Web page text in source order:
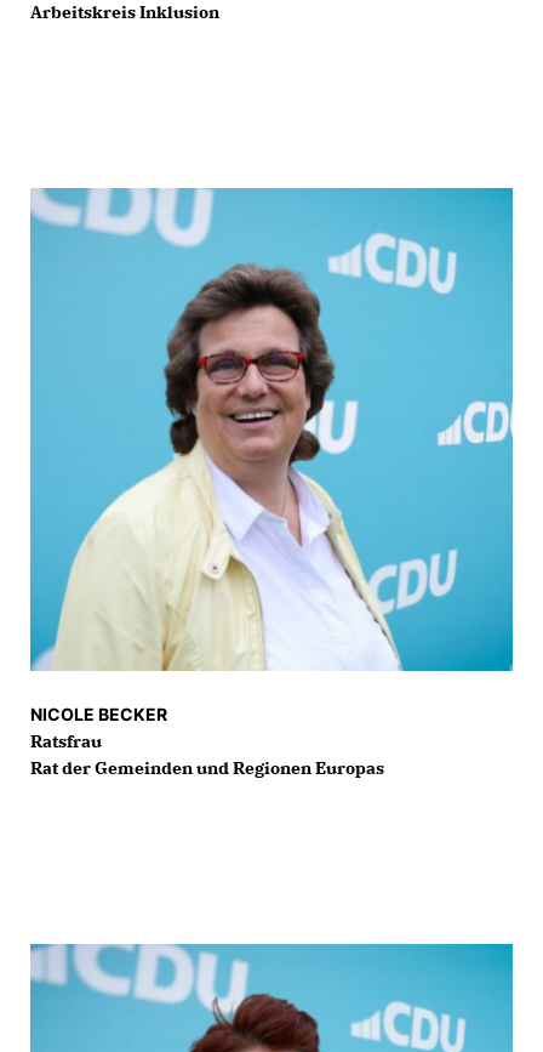
Arbeitskreis Inklusion
NICOLE BECKER
Ratsfrau
Rat der Gemeinden und Regionen Europas